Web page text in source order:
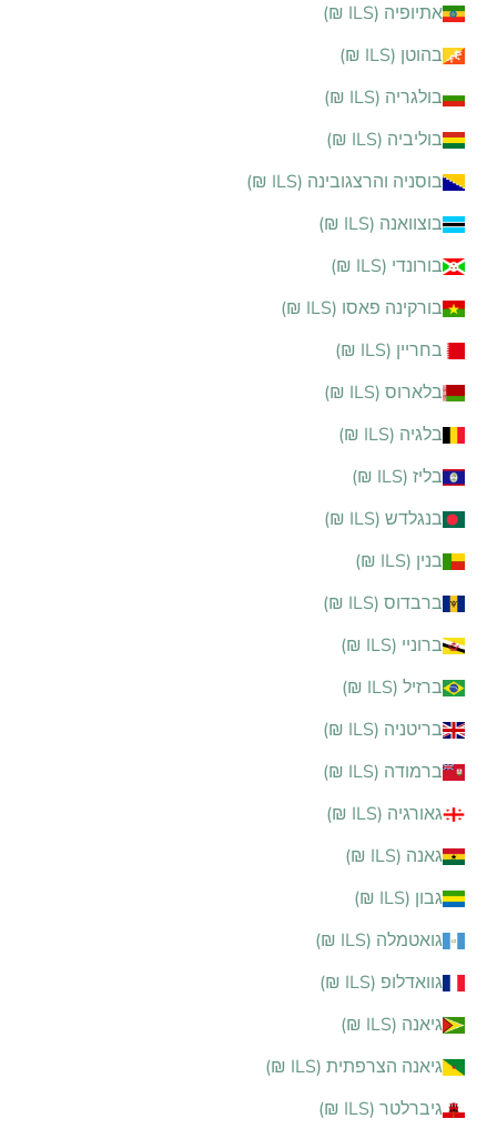
אתיופיה (ILS ₪)
בהוטן (ILS ₪)
בולגריה (ILS ₪)
בוליביה (ILS ₪)
בוסניה והרצגובינה (ILS ₪)
בוצוואנה (ILS ₪)
בורונדי (ILS ₪)
בורקינה פאסו (ILS ₪)
בחריין (ILS ₪)
בלארוס (ILS ₪)
בלגיה (ILS ₪)
בליז (ILS ₪)
בנגלדש (ILS ₪)
בנין (ILS ₪)
ברבדוס (ILS ₪)
ברוניי (ILS ₪)
ברזיל (ILS ₪)
בריטניה (ILS ₪)
ברמודה (ILS ₪)
גאורגיה (ILS ₪)
גאנה (ILS ₪)
גבון (ILS ₪)
גואטמלה (ILS ₪)
גוואדלופ (ILS ₪)
גיאנה (ILS ₪)
גיאנה הצרפתית (ILS ₪)
גיברלטר (ILS ₪)